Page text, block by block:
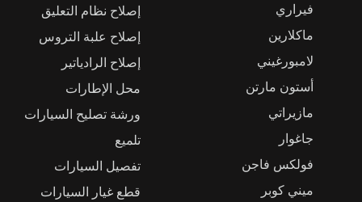
فيراري
ماكلارين
لامبورغيني
أستون مارتن
مازيراتي
جاغوار
فولكس فاجن
ميني كوبر
إصلاح نظام التعليق
إصلاح علبة التروس
إصلاح الرادياتير
محل الإطارات
ورشة تصليح السيارات
تلميع
تفصيل السيارات
قطع غيار السيارات